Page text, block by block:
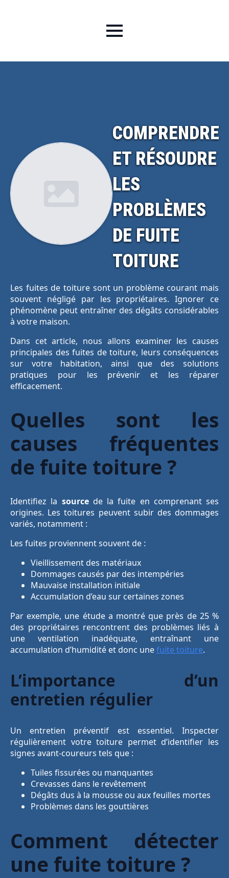
COMPRENDRE
ET RÉSOUDRE
LES
PROBLÈMES
DE FUITE
TOITURE
Les fuites de toiture sont un problème courant mais
souvent négligé par les propriétaires. Ignorer ce
phénomène peut entraîner des dégâts considérables
à votre maison.
Dans cet article, nous allons examiner les causes
principales des fuites de toiture, leurs conséquences
sur votre habitation, ainsi que des solutions
pratiques pour les prévenir et les réparer
efficacement.
Quelles sont les
causes fréquentes
de fuite toiture ?
Identifiez la sourcede la fuite en comprenant ses
origines. Les toitures peuvent subir des dommages
variés, notamment :
Les fuites proviennent souvent de :
Vieillissement des matériaux
Dommages causés par des intempéries
Mauvaise installation initiale
Accumulation d’eau sur certaines zones
Par exemple, une étude a montré que près de 25 %
des propriétaires rencontrent des problèmes liés à
une ventilation inadéquate, entraînant une
accumulation d’humidité et donc unefuite toiture.
L’importance d’un
entretien régulier
Un entretien préventif est essentiel. Inspecter
régulièrement votre toiture permet d’identifier les
signes avant-coureurs tels que :
Tuiles fissurées ou manquantes
Crevasses dans le revêtement
Dégâts dus à la mousse ou aux feuilles mortes
Problèmes dans les gouttières
Comment détecter
une fuite toiture ?